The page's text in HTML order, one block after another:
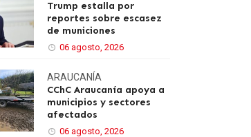
Trump estalla por
reportes sobre escasez
de municiones
06 agosto, 2026
ARAUCANÍA
CChC Araucanía apoya a
municipios y sectores
afectados
06 agosto, 2026